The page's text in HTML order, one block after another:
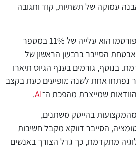
עמוקה של תשתיות, קוד ותגובה
אחד הנתונים הבולטים שפורסמו הוא עלייה של 11% במספר
הסייבר ברבעון הראשון של
בנוסף, גורמים בענף הגיוס תיארו
נפתחו אחת לשנה מופיעים כעת בקצב
שמייצרת מהפכת ה־AI
.
בהייטק משתנים,
הסייבר דווקא מקבל חשיבות
מתקדמת, כך גדל הצורך באנשים